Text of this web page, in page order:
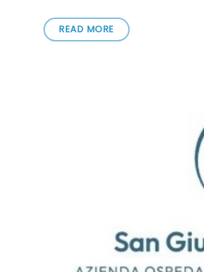
READ MORE